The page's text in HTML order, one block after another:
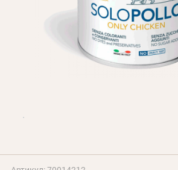
Програма лояльності
Про Нас
Оптовим клієнтам
Контакти